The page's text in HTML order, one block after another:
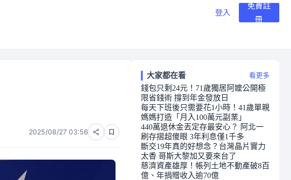
登入
免費註
冊
2025/08/27 03:56
大家都在看 看更多
錢包只剩24元！71歲獨居阿嬤公開極
限省錢術 撐到年金發放日
每天下班後只需要花1小時！41歲單親
媽媽打造「月入100萬元副業」
440萬退休金丟定存最安心？ 阿北一
刷存摺超傻眼 3年利息僅1千多
斷交19年真的好想念？台灣晶片實力
太香 哥斯大黎加又要來台了
慈濟資產雄厚！帳列土地不動產破8百
億、年捐贈收入逾70億